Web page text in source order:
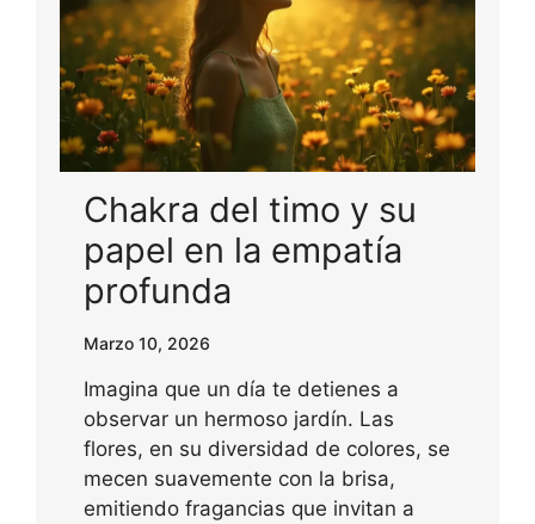
Chakra del timo y su
papel en la empatía
profunda
Marzo 10, 2026
Imagina que un día te detienes a
observar un hermoso jardín. Las
flores, en su diversidad de colores, se
mecen suavemente con la brisa,
emitiendo fragancias que invitan a